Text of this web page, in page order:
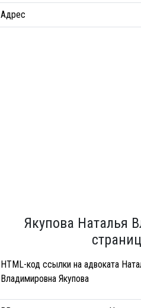
Адрес
Якупова Наталья
HTML-код ссылки на адвоката
Владимировна Якупова